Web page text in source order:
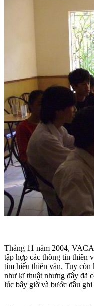
Tháng 11 năm 2004,
tập hợp các thông tin thiên
tìm hiểu thiên văn. Tuy còn
như kĩ thuật nhưng đây đã
lúc bấy giờ và bước đầu